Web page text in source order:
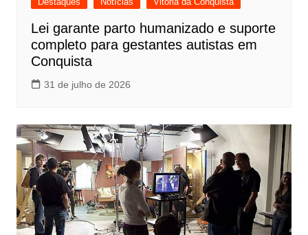
Lei garante parto humanizado e suporte
completo para gestantes autistas em
Conquista
31 de julho de 2026